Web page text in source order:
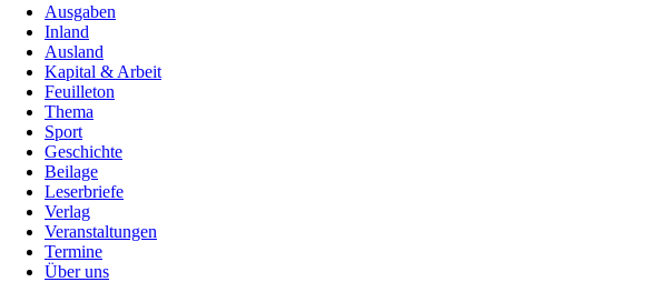
Ausgaben
Inland
Ausland
Kapital & Arbeit
Feuilleton
Thema
Sport
Geschichte
Beilage
Leserbriefe
Verlag
Veranstaltungen
Termine
Über uns